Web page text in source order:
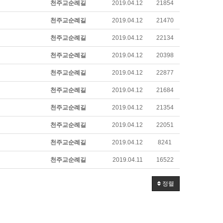
천주교순례길 2019.04.12 21854
천주교순례길 2019.04.12 21470
천주교순례길 2019.04.12 22134
천주교순례길 2019.04.12 20398
천주교순례길 2019.04.12 22877
천주교순례길 2019.04.12 21684
천주교순례길 2019.04.12 21354
천주교순례길 2019.04.12 22051
천주교순례길 2019.04.12 8241
천주교순례길 2019.04.11 16522
정렬